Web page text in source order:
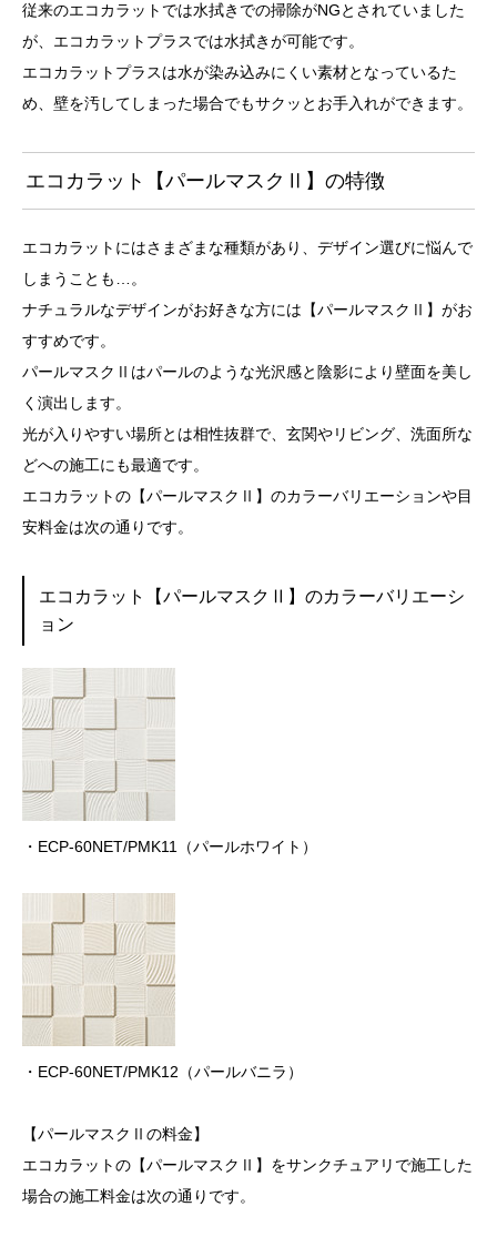
従来のエコカラットでは水拭きでの掃除がNGとされていました
が、エコカラットプラスでは水拭きが可能です。
エコカラットプラスは水が染み込みにくい素材となっているた
め、壁を汚してしまった場合でもサクッとお手入れができます。
エコカラット【パールマスクⅡ】の特徴
エコカラットにはさまざまな種類があり、デザイン選びに悩んで
しまうことも…。
ナチュラルなデザインがお好きな方には【パールマスクⅡ】がお
すすめです。
パールマスクⅡはパールのような光沢感と陰影により壁面を美し
く演出します。
光が入りやすい場所とは相性抜群で、玄関やリビング、洗面所な
どへの施工にも最適です。
エコカラットの【パールマスクⅡ】のカラーバリエーションや目
安料金は次の通りです。
エコカラット【パールマスクⅡ】のカラーバリエーシ
ョン
・ECP-60NET/PMK11（パールホワイト）
・ECP-60NET/PMK12（パールバニラ）
【パールマスクⅡの料金】
エコカラットの【パールマスクⅡ】をサンクチュアリで施工した
場合の施工料金は次の通りです。